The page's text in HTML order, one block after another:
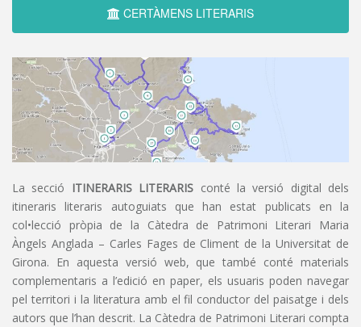
CERTÀMENS LITERARIS
La secció ITINERARIS LITERARIS conté la versió digital dels
itineraris literaris autoguiats que han estat publicats en la
col•lecció pròpia de la Càtedra de Patrimoni Literari Maria
Àngels Anglada – Carles Fages de Climent de la Universitat de
Girona. En aquesta versió web, que també conté materials
complementaris a l’edició en paper, els usuaris poden navegar
pel territori i la literatura amb el fil conductor del paisatge i dels
autors que l’han descrit. La Càtedra de Patrimoni Literari compta